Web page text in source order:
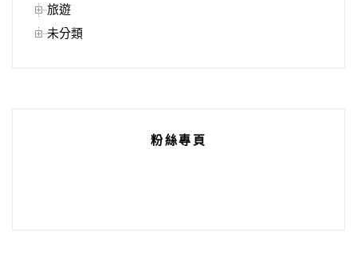
旅遊
未分類
粉絲專頁